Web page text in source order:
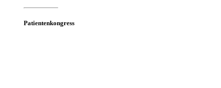
Patientenkongress